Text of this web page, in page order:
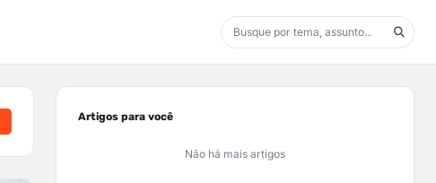
Artigos para você
Não há mais artigos